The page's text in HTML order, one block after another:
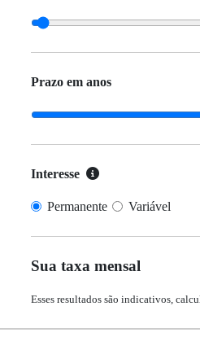
Prazo em anos
Interesse
Permanente Variável
Sua taxa mensal
Esses resultados são indicativos,